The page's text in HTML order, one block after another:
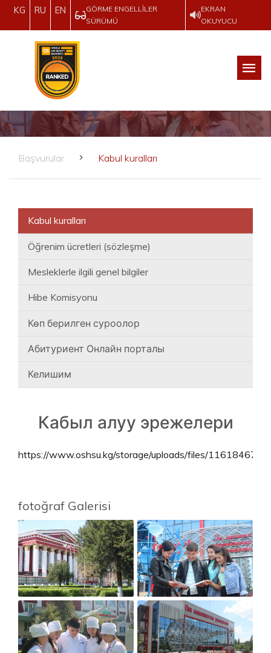
KG RU EN
GÖRME ENGELLILER
SÜRÜMÜ
EKRAN
OKUYUCU
Başvurular Kabul kuralları
Kabul kuralları
Öğrenim ücretleri (sözleşme)
Mesleklerle ilgili genel bilgiler
Hibe Komisyonu
Көп берилген суроолор
Абитуриент Онлайн порталы
Келишим
Кабыл алуу эрежелери
https://www.oshsu.kg/storage/uploads/files/
fotoğraf Galerisi